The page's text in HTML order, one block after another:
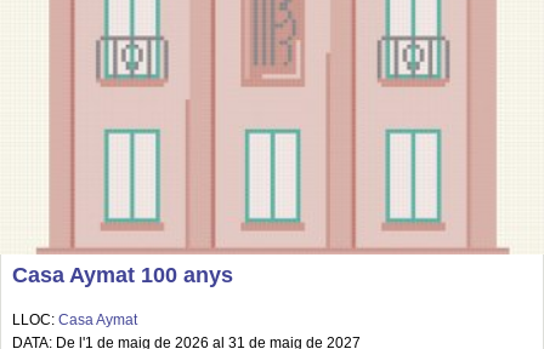
Casa Aymat 100 anys
LLOC: Casa Aymat
DATA: De l'1 de maig de 2026 al 31 de maig de 2027